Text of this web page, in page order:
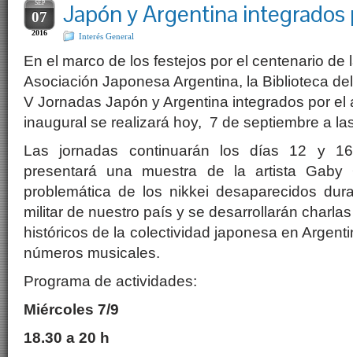
SEP
07
2016
Japón y Argentina integrados
Interés General
En el marco de los festejos por el centenario de
Asociación Japonesa Argentina, la Biblioteca
V Jornadas Japón y Argentina integrados por el
inaugural se realizará hoy, 7 de septiembre a
Las jornadas continuarán los días 12 y
presentará una muestra de la artista
problemática de los nikkei desaparecidos
militar de nuestro país y se desarrollarán
históricos de la colectividad japonesa en
números musicales.
Programa de actividades:
Miércoles 7/9
18.30 a 20 h